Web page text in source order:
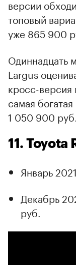
версии
топовый
уже 865 900
Одиннадцать
Largus
кросс-
самая
1 050 900 руб.
11. Toyota
Январь
Декабрь
руб.